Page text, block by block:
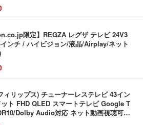
限定】REGZA レグザ テレビ 24V3
ンチ / ハイビジョン/液晶/Airplay/ネット
リップス) チューナーレステレビ 43イン
ト FHD QLED スマートテレビ Google T
Dolby Audio対応 ネット動画視聴可能